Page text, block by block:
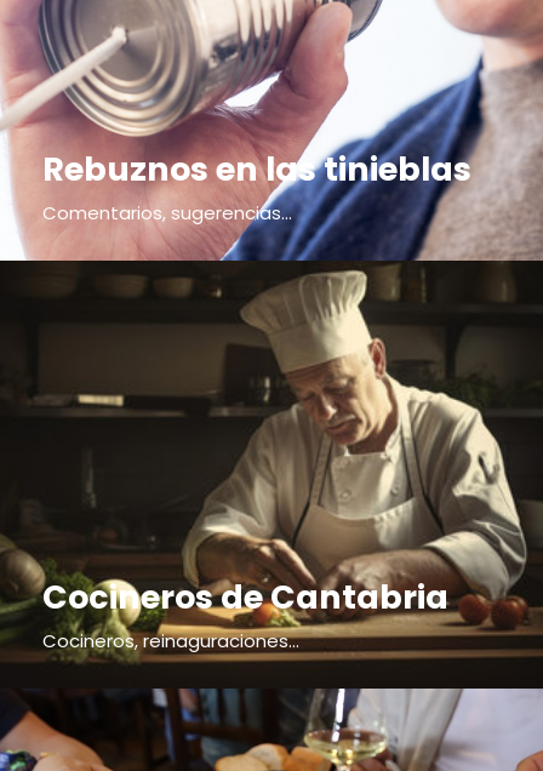
Rebuznos en las tinieblas
Comentarios, sugerencias...
Cocineros de Cantabria
Cocineros, reinaguraciones...